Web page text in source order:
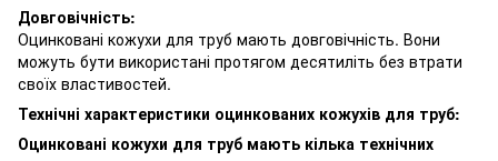
Довговічність:
Оцинковані кожухи для труб мають довговічність. Вони
можуть бути використані протягом десятиліть без втрати
своїх властивостей.
Технічні характеристики оцинкованих кожухів для труб:
Оцинковані кожухи для труб мають кілька технічних